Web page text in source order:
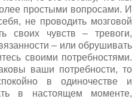
простыми вопросами. И
не проводить мозговой
своих чувств – тревоги,
– или обрушивать
своими потребностями.
ваши потребности, то
в одиночестве и
в настоящем моменте,